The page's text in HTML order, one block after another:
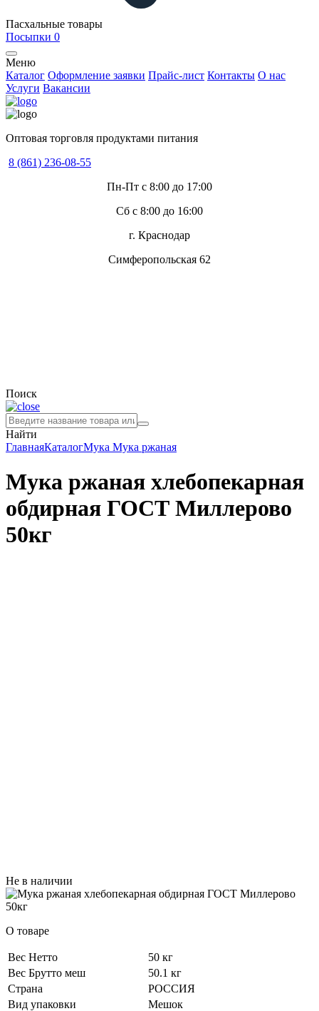
Пасхальные товары
Посыпки 0
Меню
Каталог Оформление заявки Прайс-лист Контакты О нас
Услуги Вакансии
Оптовая торговля продуктами питания
8 (861) 236-08-55
Пн-Пт с 8:00 до 17:00
Сб с 8:00 до 16:00
г. Краснодар
Симферопольская 62
Поиск
Найти
ГлавнаяКаталогМука Мука ржаная
Мука ржаная хлебопекарная
обдирная ГОСТ Миллерово
50кг
Не в наличии
О товаре
Вес Нетто
50 кг
Вес Брутто меш
50.1 кг
Страна
РОССИЯ
Вид упаковки
Мешок